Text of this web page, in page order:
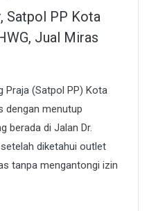
Satpol PP Kota
Jual Miras
Praja (Satpol PP) Kota
dengan menutup
berada di Jalan Dr.
diketahui outlet
tanpa mengantongi izin